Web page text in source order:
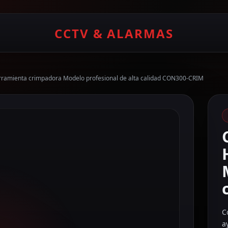
CCTV & ALARMAS
crimpadora Modelo profesional de alta calidad CON300-CRIM